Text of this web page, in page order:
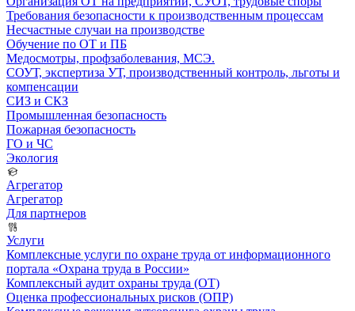
Требования безопасности к производственным процессам
Несчастные случаи на производстве
Обучение по ОТ и ПБ
Медосмотры, профзаболевания, МСЭ.
СОУТ, экспертиза УТ, производственный контроль, льготы и
компенсации
СИЗ и СКЗ
Промышленная безопасность
Пожарная безопасность
ГО и ЧС
Экология
Агрегатор
Агрегатор
Для партнеров
Услуги
Комплексные услуги по охране труда от информационного
портала «Охрана труда в России»
Комплексный аудит охраны труда (ОТ)
Оценка профессиональных рисков (ОПР)